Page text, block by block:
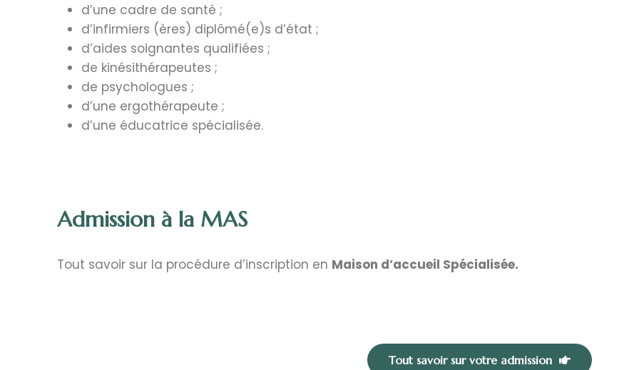
d’une cadre de santé ;
d’infirmiers (ères) diplômé(e)s d’état ;
d’aides soignantes qualifiées ;
de kinésithérapeutes ;
de psychologues ;
d’une ergothérapeute ;
d’une éducatrice spécialisée.
Admission à la MAS
Tout savoir sur la procédure d’inscription en Maison d’accueil Spécialisée.
Tout savoir sur votre admission